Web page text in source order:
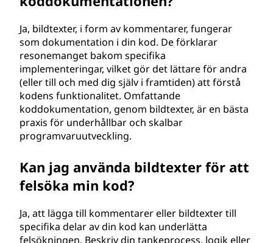
Ja, bildtexter, i form av kommentarer, fungerar
som dokumentation i din kod. De förklarar
resonemanget bakom specifika
implementeringar, vilket gör det lättare för andra
(eller till och med dig själv i framtiden) att förstå
kodens funktionalitet. Omfattande
koddokumentation, genom bildtexter, är en bästa
praxis för underhållbar och skalbar
programvaruutveckling.
Kan jag använda bildtexter för att
felsöka min kod?
Ja, att lägga till kommentarer eller bildtexter till
specifika delar av din kod kan underlätta
felsökningen. Beskriv din tankeprocess, logik eller